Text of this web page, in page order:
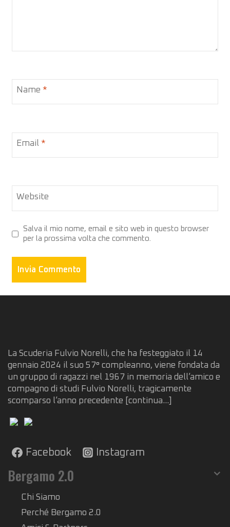
Name *
Email *
Website
Salva il mio nome, email e sito web in questo browser
per la prossima volta che commento.
La Scuderia Fulvio Norelli, che ha festeggiato il 14
gennaio 2024 il suo 57° compleanno, viene fondata da
un gruppo di ragazzi nel 1967 in memoria dell’amico e
compagno di studi Fulvio Norelli, tragicamente
scomparso l’anno precedente
[continua...]
Facebook Instagram
Bergamo 2.0
Chi Siamo
Perché Bergamo 2.0